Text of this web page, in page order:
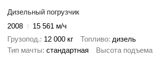
Дизельный погрузчик
2008
15 561 м/ч
Грузопод. 12 000 кг Топливо дизель
Тип мачты стандартная Высота подъема